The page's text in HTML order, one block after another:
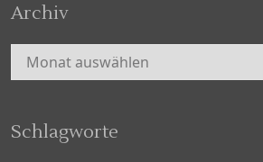
Archiv
Archiv
Schlagworte